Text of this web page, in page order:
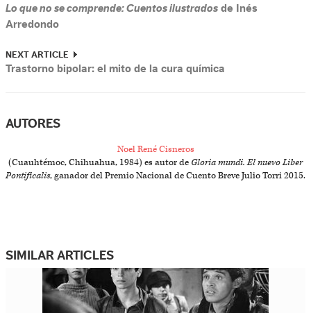
Lo que no se comprende: Cuentos ilustrados de Inés
Arredondo
NEXT ARTICLE
Trastorno bipolar: el mito de la cura química
AUTORES
Noel René Cisneros
(Cuauhtémoc, Chihuahua, 1984) es autor de Gloria mundi. El nuevo Liber
Pontificalis, ganador del Premio Nacional de Cuento Breve Julio Torri 2015.
SIMILAR ARTICLES